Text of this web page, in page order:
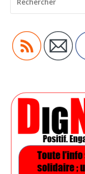
POUR
: